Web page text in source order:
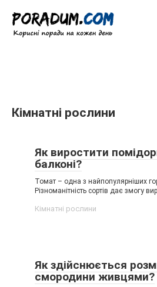
вмісту
Кімнатні рослини
Як виростити
балконі?
Томат – одна з найпопулярніших
Різноманітність сортів дає змогу
Кімнатні рослини
Як здійснюється
смородини живцями?